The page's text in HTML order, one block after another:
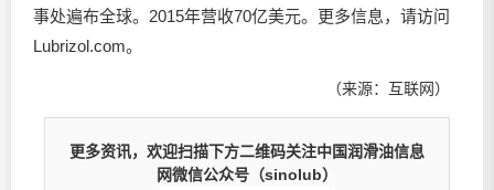
事处遍布全球。2015年营收70亿美元。更多信息，请访问
Lubrizol.com。
（来源：互联网）
更多资讯，欢迎扫描下方二维码关注中国润滑油信息
网微信公众号（sinolub）